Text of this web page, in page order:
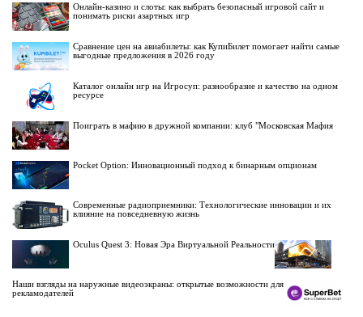
Онлайн-казино и слоты: как выбрать безопасный игровой сайт и
понимать риски азартных игр
Сравнение цен на авиабилеты: как КупиБилет помогает найти самые
выгодные предложения в 2026 году
Каталог онлайн игр на Игросуп: разнообразие и качество на одном
ресурсе
Поиграть в мафию в дружной компании: клуб "Московская Мафия
Pocket Option: Инновационный подход к бинарным опционам
Современные радиоприемники: Технологические инновации и их
влияние на повседневную жизнь
Oculus Quest 3: Новая Эра Виртуальной Реальности
Наши взгляды на наружные видеоэкраны: открытые возможности для
рекламодателей